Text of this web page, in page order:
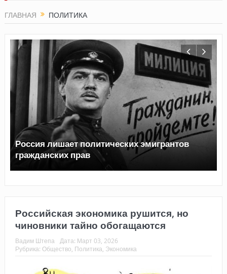
ГЛАВНАЯ ПОЛИТИКА
Россия лишает политических эмигрантов
гражданских прав
Российская экономика рушится, но
чиновники тайно обогащаются
Вадим Штепа Дата: Март 03, 2026
Рубрика: Общество Политика Экономика